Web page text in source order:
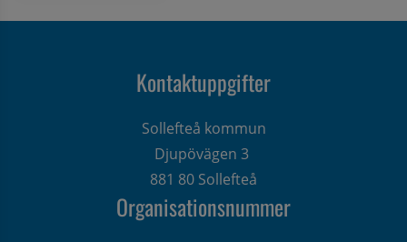
Kontaktuppgifter
Sollefteå kommun
Djupövägen 3
881 80 Sollefteå
Organisationsnummer